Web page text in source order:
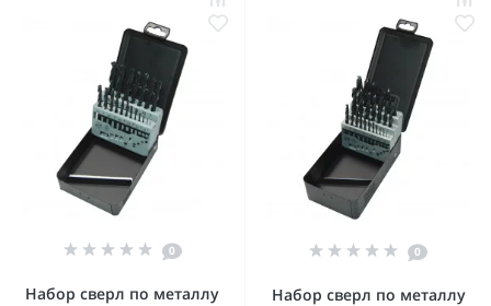
0
Набор сверл по металлу
0
Набор сверл по металлу